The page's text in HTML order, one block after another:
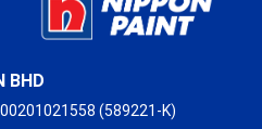
BHD
(589221-K)